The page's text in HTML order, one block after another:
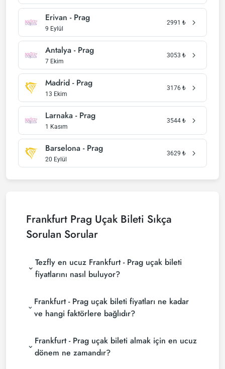
Erivan - Prag
9 Eylül
2991 ₺
Antalya - Prag
7 Ekim
3053 ₺
Madrid - Prag
13 Ekim
3176 ₺
Larnaka - Prag
1 Kasım
3544 ₺
Barselona - Prag
20 Eylül
3629 ₺
Frankfurt Prag Uçak Bileti Sıkça
Sorulan Sorular
Tezfly en ucuz Frankfurt - Prag uçak bileti
fiyatlarını nasıl buluyor?
bulmak için tur operatörleri, büyük rezervasyon
siteleri (konsolidatörler) ve yüzlerce havayolu
sitesini aramaktadır. Tezfly sitesinde yapacağın tek
Frankfurt - Prag uçak biletlerini bulup
karşılaştırabilir ve un uygun biletini seçebilirsin.
Frankfurt - Prag uçak bileti fiyatları ne kadar
ve hangi faktörlere bağlıdır?
şirketine, seyahat tarihlerinize, bilet sınıfınıza ve
rezervasyon yapılan döneme göre değişiklik
Frankfurt - Prag uçak bileti almak için en ucuz
dönem ne zamandır?